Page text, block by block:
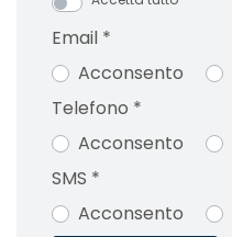
Email *
Acconsento
Telefono *
Acconsento
SMS *
Acconsento